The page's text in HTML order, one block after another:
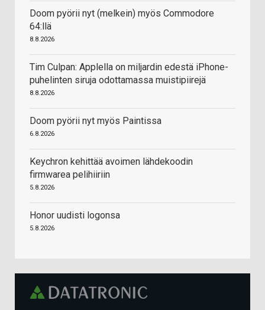
Doom pyörii nyt (melkein) myös Commodore
64:llä
8.8.2026
Tim Culpan: Applella on miljardin edestä iPhone-
puhelinten siruja odottamassa muistipiirejä
8.8.2026
Doom pyörii nyt myös Paintissa
6.8.2026
Keychron kehittää avoimen lähdekoodin
firmwarea pelihiiriin
5.8.2026
Honor uudisti logonsa
5.8.2026